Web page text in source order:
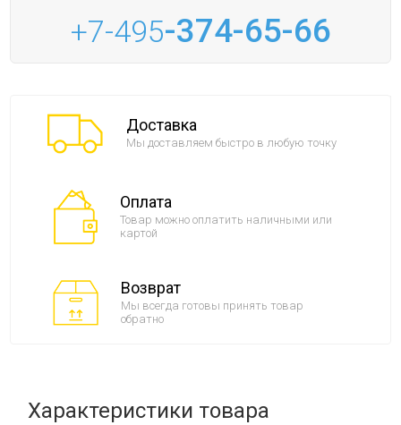
+7-495-374-65-66
Доставка
Мы доставляем быстро в любую точку
Оплата
Товар можно оплатить наличными или
картой
Возврат
Мы всегда готовы принять товар
обратно
Характеристики товара